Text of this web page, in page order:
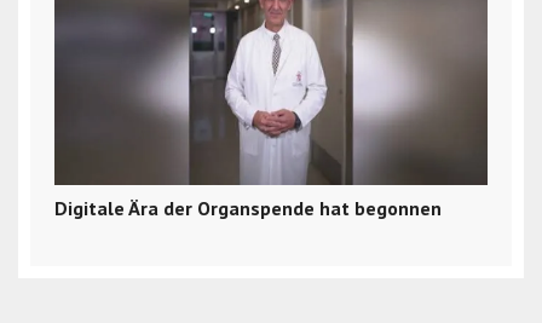
Digitale Ära der Organspende hat begonnen